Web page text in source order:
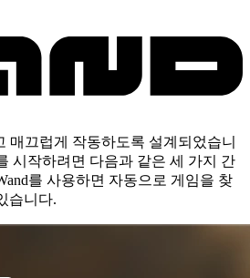
매끄럽게 작동하도록 설계되었습니
시작하려면 다음과 같은 세 가지 간
를 사용하면 자동으로 게임을 찾
습니다.